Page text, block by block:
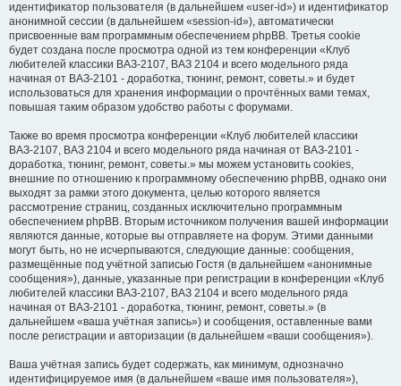
идентификатор пользователя (в дальнейшем «user-id») и идентификатор
анонимной сессии (в дальнейшем «session-id»), автоматически
присвоенные вам программным обеспечением phpBB. Третья cookie
будет создана после просмотра одной из тем конференции «Клуб
любителей классики ВАЗ-2107, ВАЗ 2104 и всего модельного ряда
начиная от ВАЗ-2101 - доработка, тюнинг, ремонт, советы.» и будет
использоваться для хранения информации о прочтённых вами темах,
повышая таким образом удобство работы с форумами.
Также во время просмотра конференции «Клуб любителей классики
ВАЗ-2107, ВАЗ 2104 и всего модельного ряда начиная от ВАЗ-2101 -
доработка, тюнинг, ремонт, советы.» мы можем установить cookies,
внешние по отношению к программному обеспечению phpBB, однако они
выходят за рамки этого документа, целью которого является
рассмотрение страниц, созданных исключительно программным
обеспечением phpBB. Вторым источником получения вашей информации
являются данные, которые вы отправляете на форум. Этими данными
могут быть, но не исчерпываются, следующие данные: сообщения,
размещённые под учётной записью Гостя (в дальнейшем «анонимные
сообщения»), данные, указанные при регистрации в конференции «Клуб
любителей классики ВАЗ-2107, ВАЗ 2104 и всего модельного ряда
начиная от ВАЗ-2101 - доработка, тюнинг, ремонт, советы.» (в
дальнейшем «ваша учётная запись») и сообщения, оставленные вами
после регистрации и авторизации (в дальнейшем «ваши сообщения»).
Ваша учётная запись будет содержать, как минимум, однозначно
идентифицируемое имя (в дальнейшем «ваше имя пользователя»),